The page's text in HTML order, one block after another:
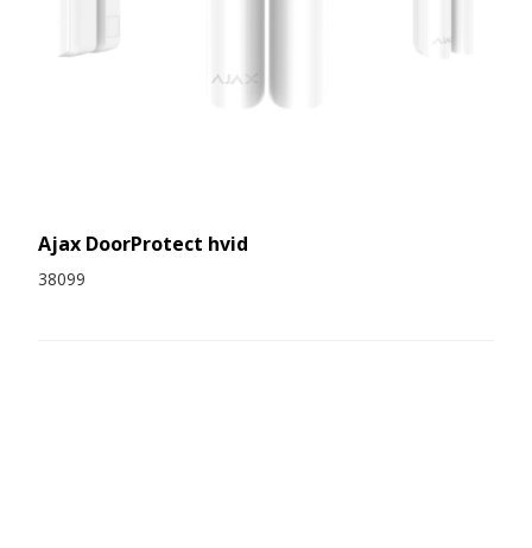
Ajax DoorProtect hvid
38099